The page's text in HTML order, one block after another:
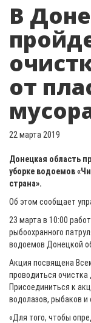
В
от
22 марта 2019
Донецкая область
уборке водоемов
страна».
Об этом сообщает
23 марта в 10:00
рыбоохранного
водоемов Донецкой
Акция посвящена
проводиться очистка
Присоединиться к
водолазов, рыбаков и
«Для того, чтобы